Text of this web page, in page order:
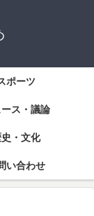
ポーツ
ス・議論
・文化
い合わせ